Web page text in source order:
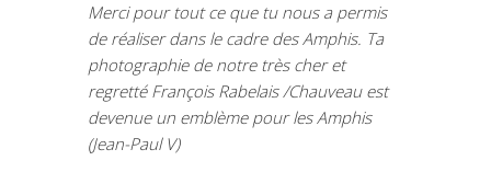
Merci pour tout ce que tu nous a permis
de réaliser dans le cadre des Amphis. Ta
photographie de notre très cher et
regretté François Rabelais /Chauveau est
devenue un emblème pour les Amphis
(Jean-Paul V)